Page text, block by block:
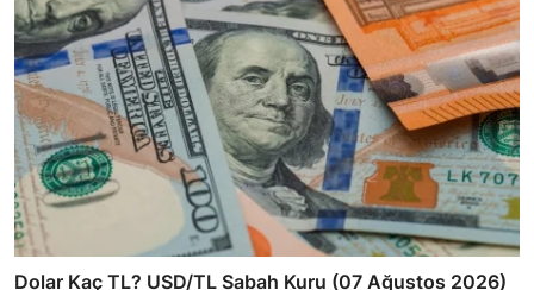
Dolar Kaç TL? USD/TL Sabah Kuru (07 Ağustos 2026)